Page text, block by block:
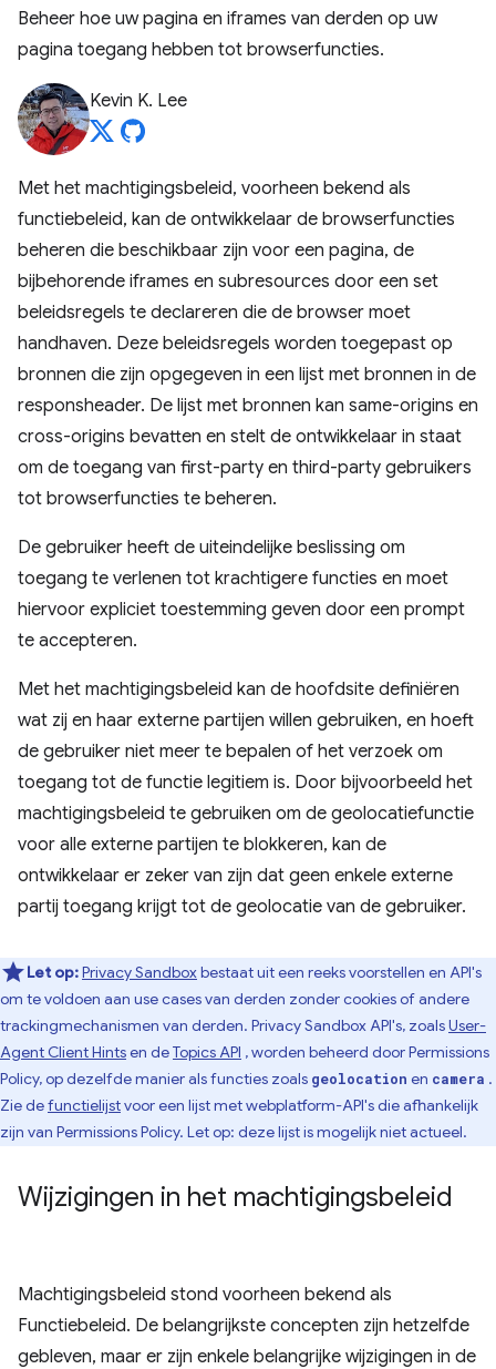
Beheer hoe uw pagina en iframes van derden op uw
pagina toegang hebben tot browserfuncties.
Kevin K. Lee
Met het machtigingsbeleid, voorheen bekend als
functiebeleid, kan de ontwikkelaar de browserfuncties
beheren die beschikbaar zijn voor een pagina, de
bijbehorende iframes en subresources door een set
beleidsregels te declareren die de browser moet
handhaven. Deze beleidsregels worden toegepast op
bronnen die zijn opgegeven in een lijst met bronnen in de
responsheader. De lijst met bronnen kan same-origins en
cross-origins bevatten en stelt de ontwikkelaar in staat
om de toegang van first-party en third-party gebruikers
tot browserfuncties te beheren.
De gebruiker heeft de uiteindelijke beslissing om
toegang te verlenen tot krachtigere functies en moet
hiervoor expliciet toestemming geven door een prompt
te accepteren.
Met het machtigingsbeleid kan de hoofdsite definiëren
wat zij en haar externe partijen willen gebruiken, en hoeft
de gebruiker niet meer te bepalen of het verzoek om
toegang tot de functie legitiem is. Door bijvoorbeeld het
machtigingsbeleid te gebruiken om de geolocatiefunctie
voor alle externe partijen te blokkeren, kan de
ontwikkelaar er zeker van zijn dat geen enkele externe
partij toegang krijgt tot de geolocatie van de gebruiker.
Let op:Privacy Sandboxbestaat uit een reeks voorstellen en API's
om te voldoen aan use cases van derden zonder cookies of andere
trackingmechanismen van derden. Privacy Sandbox API's, zoalsUser-
Agent Client Hintsen deTopics API , worden beheerd door Permissions
Policy, op dezelfde manier als functies zoals geolocation en camera .
Zie defunctielijstvoor een lijst met webplatform-API's die afhankelijk
zijn van Permissions Policy. Let op: deze lijst is mogelijk niet actueel.
Wijzigingen in het machtigingsbeleid
Machtigingsbeleid stond voorheen bekend als
Functiebeleid. De belangrijkste concepten zijn hetzelfde
gebleven, maar er zijn enkele belangrijke wijzigingen in de